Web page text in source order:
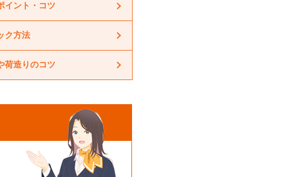
イント・コツ
ク方法
荷造りのコツ